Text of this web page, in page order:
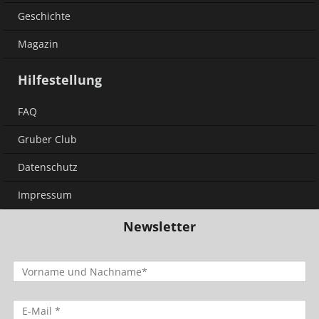
Geschichte
Magazin
Hilfestellung
FAQ
Gruber Club
Datenschutz
Impressum
Newsletter